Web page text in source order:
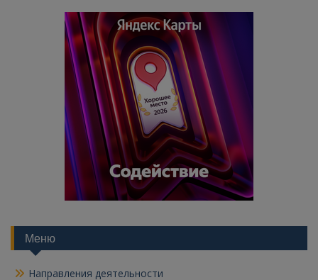
Меню
Направления деятельности